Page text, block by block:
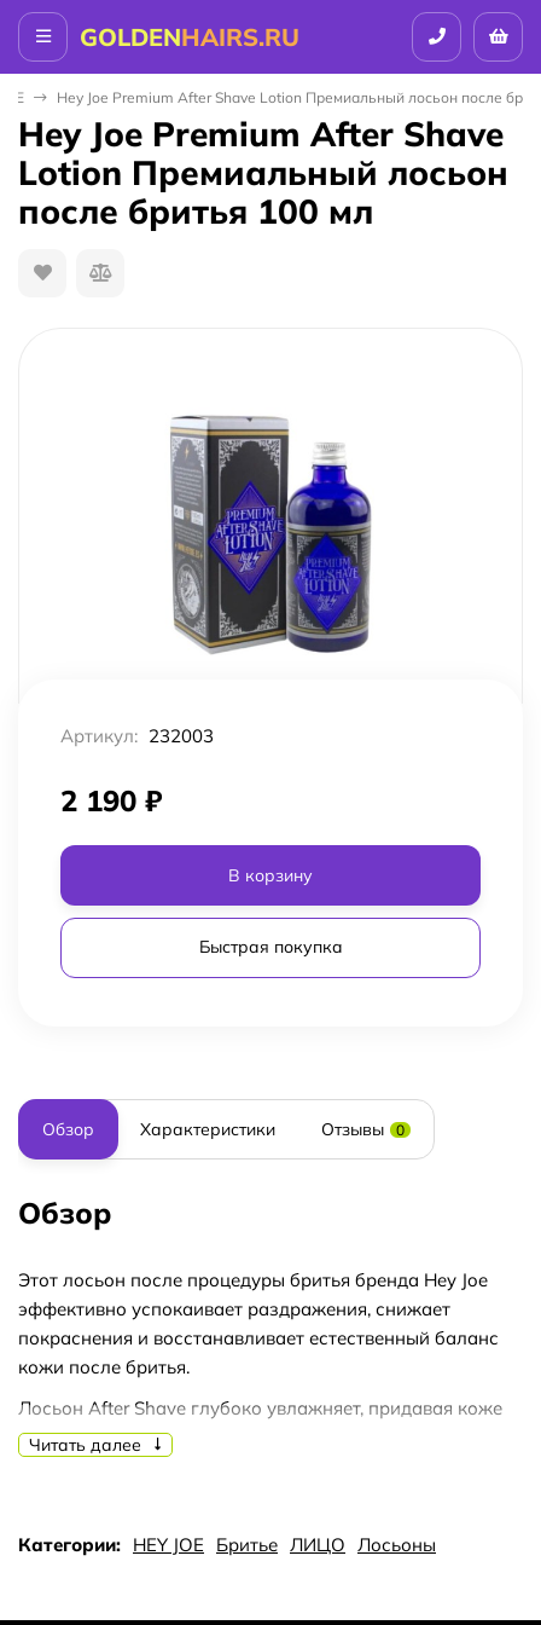
GOLDENHAIRS.RU
Hey Joe Premium After Shave Lotion Премиальный лосьон после
Hey Joe Premium After Shave
Lotion Премиальный лосьон
после бритья 100 мл
Артикул: 232003
2 190 ₽
В корзину
Быстрая покупка
Обзор Характеристики Отзывы 0
Обзор
Этот лосьон после процедуры бритья бренда Hey Joe
эффективно успокаивает раздражения, снижает
покраснения и восстанавливает естественный баланс
кожи после бритья.
Лосьон After Shave глубоко увлажняет, придавая коже
мягкость и комфорт без ощущения липкости.
Ингредиенты премиального лосьона After Shave:
Читать далее
Категории: HEY JOE Бритье ЛИЦО Лосьоны